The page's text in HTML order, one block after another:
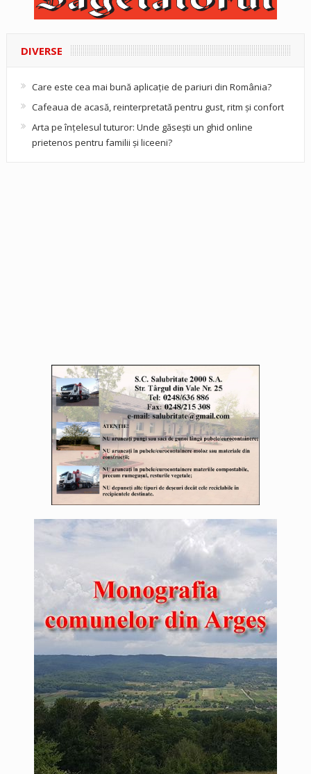
DIVERSE
Care este cea mai bună aplicație de pariuri din România?
Cafeaua de acasă, reinterpretată pentru gust, ritm și confort
Arta pe înțelesul tuturor: Unde găsești un ghid online
prietenos pentru familii și liceeni?